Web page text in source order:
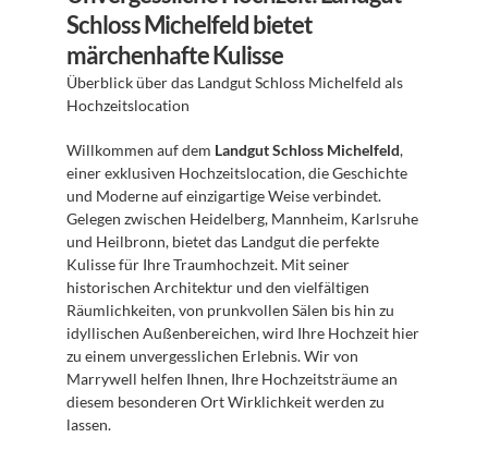
Schloss Michelfeld bietet
märchenhafte Kulisse
Überblick über das Landgut Schloss Michelfeld als
Hochzeitslocation
Willkommen auf dem Landgut Schloss Michelfeld,
einer exklusiven Hochzeitslocation, die Geschichte
und Moderne auf einzigartige Weise verbindet.
Gelegen zwischen Heidelberg, Mannheim, Karlsruhe
und Heilbronn, bietet das Landgut die perfekte
Kulisse für Ihre Traumhochzeit. Mit seiner
historischen Architektur und den vielfältigen
Räumlichkeiten, von prunkvollen Sälen bis hin zu
idyllischen Außenbereichen, wird Ihre Hochzeit hier
zu einem unvergesslichen Erlebnis. Wir von
Marrywell helfen Ihnen, Ihre Hochzeitsträume an
diesem besonderen Ort Wirklichkeit werden zu
lassen.